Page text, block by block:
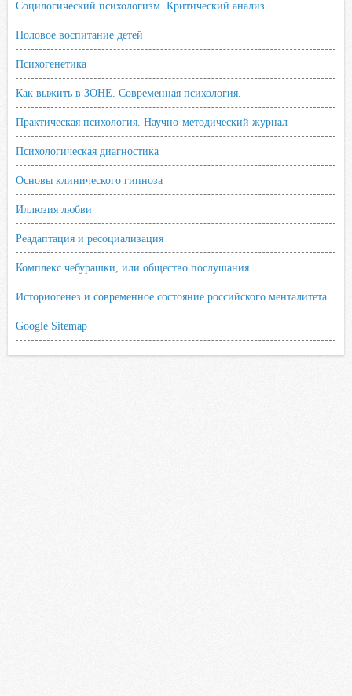
Социлогический психологизм. Критический анализ
Половое воспитание детей
Психогенетика
Как выжить в ЗОНЕ. Современная психология.
Практическая психология. Научно-методический журнал
Психологическая диагностика
Основы клинического гипноза
Иллюзия любви
Реадаптация и ресоциализация
Комплекс чебурашки, или общество послушания
Историогенез и современное состояние российского менталитета
Google Sitemap